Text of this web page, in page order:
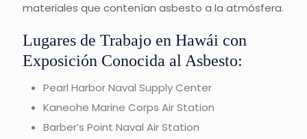
materiales que contenían asbesto a la atmósfera.
Lugares de Trabajo en Hawái con
Exposición Conocida al Asbesto:
Pearl Harbor Naval Supply Center
Kaneohe Marine Corps Air Station
Barber’s Point Naval Air Station